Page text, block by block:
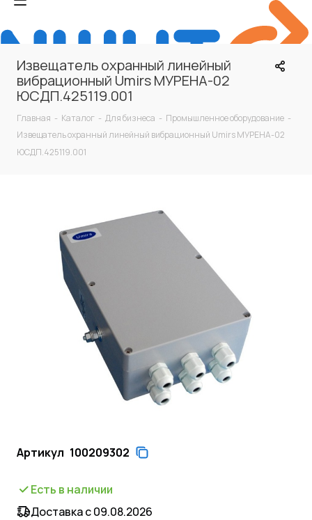
Извещатель охранный линейный
вибрационный Umirs МУРЕНА-02
ЮСДП.425119.001
Главная - Каталог - Для бизнеса - Промышленное оборудование -
Извещатель охранный линейный вибрационный Umirs МУРЕНА-02
ЮСДП.425119.001
Артикул 100209302
Есть в наличии
Доставка с 09.08.2026